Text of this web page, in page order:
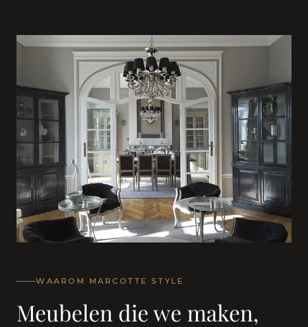
WAAROM MARCOTTE STYLE
Meubelen die we maken,